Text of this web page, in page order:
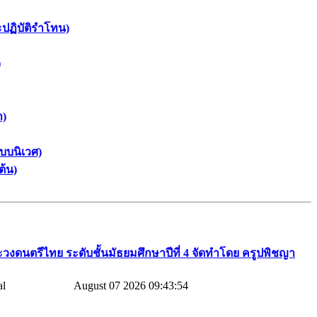
ฏิบัติรำโทน)
)
บนิเวศ)
น)
วงดนตรีไทย​ ระดับชั้นมัธยมศึกษาปีที่​ 4​ จัดทำโดย​ ครูปพิชญา​
August 07 2026 09:43:54